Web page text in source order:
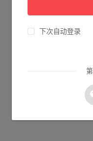
下次自动登录